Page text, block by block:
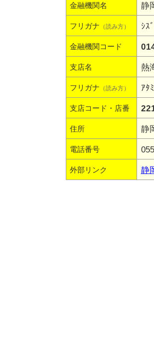
金融機関名 静
フリガナ （読み方） ｼｽ
金融機関コード
支店名 熱
フリガナ （読み方） ｱﾀﾐ
支店コード・店番
住所 静
電話番号
外部リンク 静